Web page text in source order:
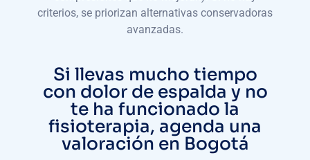
criterios, se priorizan alternativas conservadoras
avanzadas.
Si llevas mucho tiempo
con dolor de espalda y no
te ha funcionado la
fisioterapia, agenda una
valoración en Bogotá